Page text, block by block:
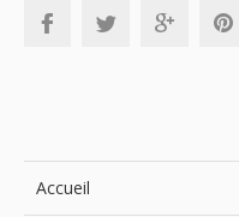
Accueil